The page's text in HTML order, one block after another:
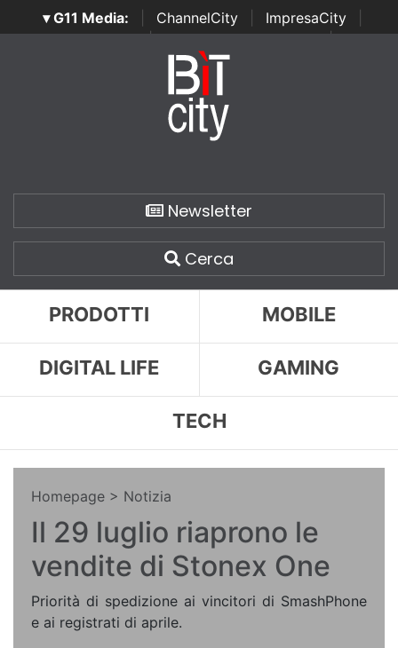
▾ G11 Media: ChannelCity ImpresaCity
SecurityOpenLab | Italian Channel Awards | Italian
Italian Security Awards
Newsletter
Cerca
PRODOTTI MOBILE
DIGITAL LIFE GAMING
TECH
Homepage > Notizia
Il 29 luglio riaprono le
vendite di Stonex One
Priorità di spedizione ai vincitori di SmashPhone
e ai registrati di aprile.